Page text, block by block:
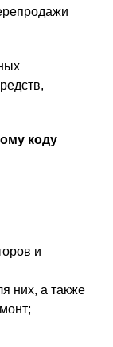
коду
и
них, а также